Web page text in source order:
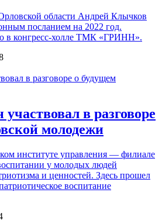
области Андрей Клычков
посланием на 2022 год.
в конгресс-холле ТМК «ГРИНН».
в разговоре
молодежи
институте управления — филиале
у молодых людей
и ценностей. Здесь прошел
воспитание